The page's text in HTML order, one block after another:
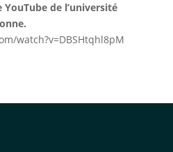
de l’université
watch?v=DBSHtqhl8pM